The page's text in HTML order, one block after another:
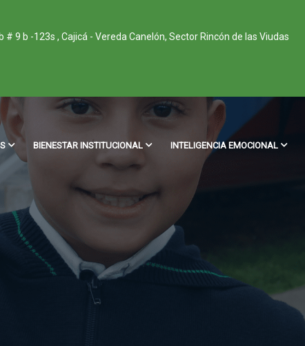
# 9 b -123s , Cajicá - Vereda Canelón, Sector Rincón de las Viudas
BIENESTAR INSTITUCIONAL INTELIGENCIA EMOCIONAL